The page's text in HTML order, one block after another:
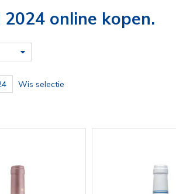
online kopen.
Wis selectie